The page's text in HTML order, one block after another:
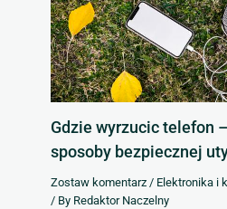
Gdzie wyrzucic telefon
sposoby bezpiecznej
Zostaw komentarz / Elektronika i
/ By Redaktor Naczelny